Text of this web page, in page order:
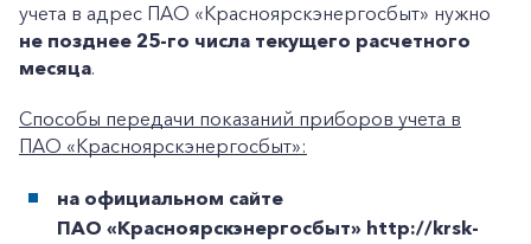
учета в адрес ПАО «Красноярскэнергосбыт» нужно
не позднее 25-го числа текущего расчетного
месяца.
Способы передачи показаний приборов учета в
ПАО «Красноярскэнергосбыт»:
на официальном сайте
ПАО «Красноярскэнергосбыт» http://krsk-